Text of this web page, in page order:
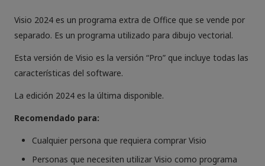
(Reinstalable)
cantidad
Visio 2024 es un programa extra de Office que se vende por
separado. Es un programa utilizado para dibujo vectorial.
Esta versión de Visio es la versión “Pro” que incluye todas las
características del software.
La edición 2024 es la última disponible.
Recomendado para:
Cualquier persona que requiera comprar Visio
Personas que necesiten utilizar Visio como programa